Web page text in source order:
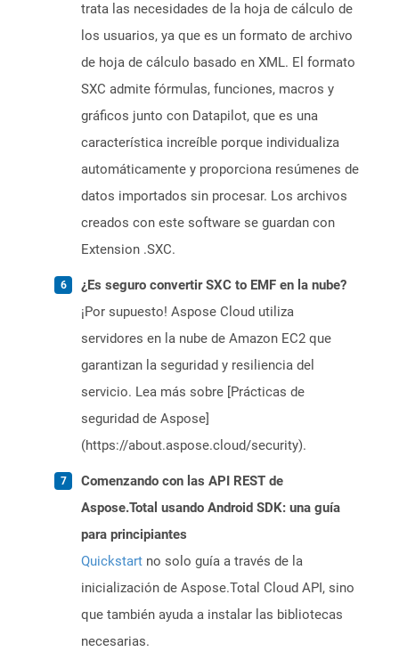
trata las necesidades de la hoja de cálculo de
los usuarios, ya que es un formato de archivo
de hoja de cálculo basado en XML. El formato
SXC admite fórmulas, funciones, macros y
gráficos junto con Datapilot, que es una
característica increíble porque individualiza
automáticamente y proporciona resúmenes de
datos importados sin procesar. Los archivos
creados con este software se guardan con
Extension .SXC.
¿Es seguro convertir SXC to EMF en la nube?
¡Por supuesto! Aspose Cloud utiliza
servidores en la nube de Amazon EC2 que
garantizan la seguridad y resiliencia del
servicio. Lea más sobre [Prácticas de
seguridad de Aspose]
(https://about.aspose.cloud/security).
Comenzando con las API REST de
Aspose.Total usando Android SDK: una guía
para principiantes
Quickstart no solo guía a través de la
inicialización de Aspose.Total Cloud API, sino
que también ayuda a instalar las bibliotecas
necesarias.